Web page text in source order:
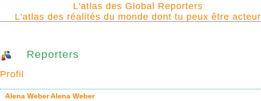
L'atlas des Global Reporters
L'atlas des réalités du monde dont tu peux être acteur
Reporters
Profil
Alena Weber Alena Weber